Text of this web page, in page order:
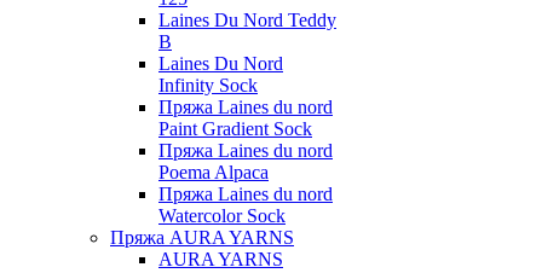
Laines Du Nord Teddy
B
Laines Du Nord
Infinity Sock
Пряжа Laines du nord
Paint Gradient Sock
Пряжа Laines du nord
Poema Alpaca
Пряжа Laines du nord
Watercolor Sock
Пряжа AURA YARNS
AURA YARNS